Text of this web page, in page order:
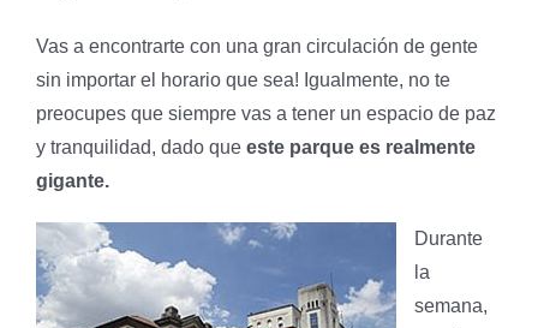
Vas a encontrarte con una gran circulación de gente
sin importar el horario que sea! Igualmente, no te
preocupes que siempre vas a tener un espacio de paz
y tranquilidad, dado que este parque es realmente
gigante.
Durante
la
semana,